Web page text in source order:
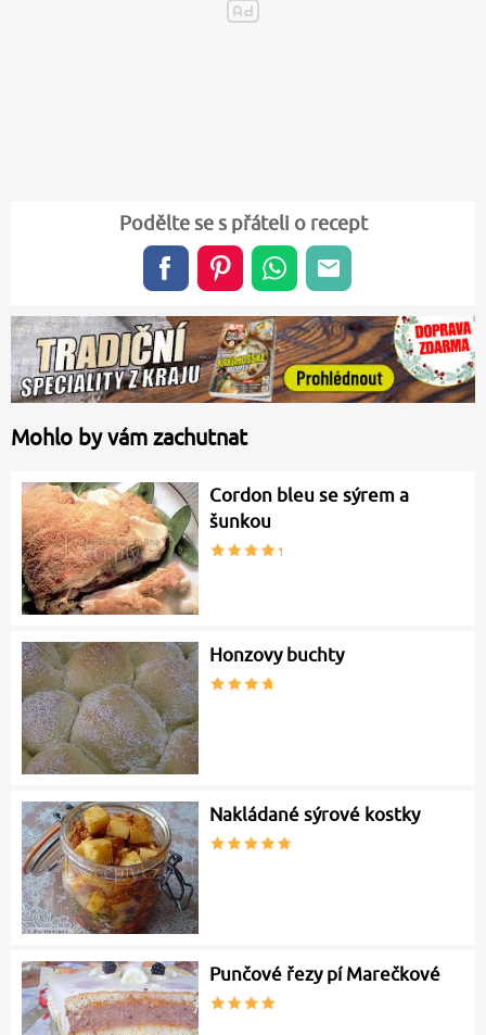
Podělte se s přáteli o recept
Mohlo by vám zachutnat
Cordon bleu se sýrem a
šunkou
Honzovy buchty
Nakládané sýrové kostky
Punčové řezy pí Marečkové